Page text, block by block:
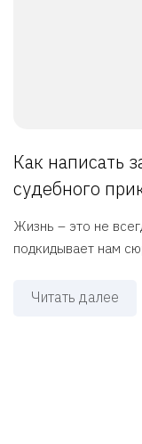
Как написать
судебного
Жизнь – это не
подкидывает нам
Читать далее